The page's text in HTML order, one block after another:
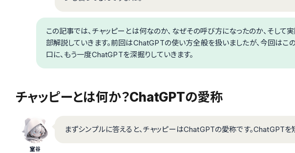
この記事では、チャッピーとは何なのか、なぜその呼び方になったのか、そし
部解説していきます。前回はChatGPTの使い方全般を扱いましたが、今回はこの
口に、もう一度ChatGPTを深掘りしていきます。
チャッピーとは何か？ChatGPTの愛称
室谷
まずシンプルに答えると、チャッピーはChatGPTの愛称です。ChatGPTを